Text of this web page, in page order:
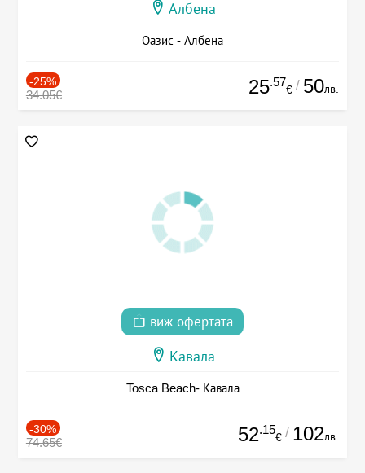
Албена
Оазис - Албена
-25%
34.05€ 25.57
€ / 50лв.
виж офертата
Кавала
Tosca Beach- Кавала
-30%
74.65€ 52.15
€ / 102лв.